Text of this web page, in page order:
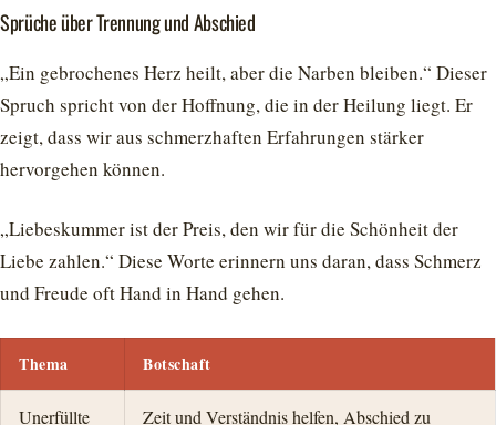
Sprüche über Trennung und Abschied
„Ein gebrochenes Herz heilt, aber die Narben bleiben.“ Dieser
Spruch spricht von der Hoffnung, die in der Heilung liegt. Er
zeigt, dass wir aus schmerzhaften Erfahrungen stärker
hervorgehen können.
„Liebeskummer ist der Preis, den wir für die Schönheit der
Liebe zahlen.“ Diese Worte erinnern uns daran, dass Schmerz
und Freude oft Hand in Hand gehen.
Thema Botschaft
Unerfüllte
Zeit und Verständnis helfen, Abschied zu